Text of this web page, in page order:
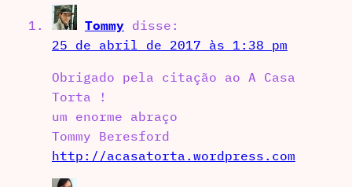
Tommy disse:
25 de abril de 2017 às 1:38 pm
Obrigado pela citação ao A Casa
Torta !
um enorme abraço
Tommy Beresford
http://acasatorta.wordpress.com